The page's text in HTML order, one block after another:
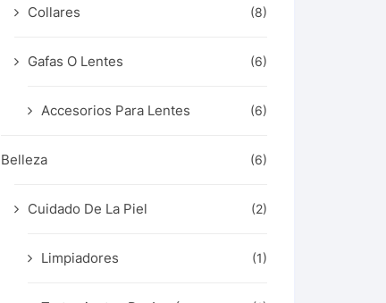
Collares (8)
Gafas O Lentes (6)
Accesorios Para Lentes (6)
Belleza (6)
Cuidado De La Piel (2)
Limpiadores (1)